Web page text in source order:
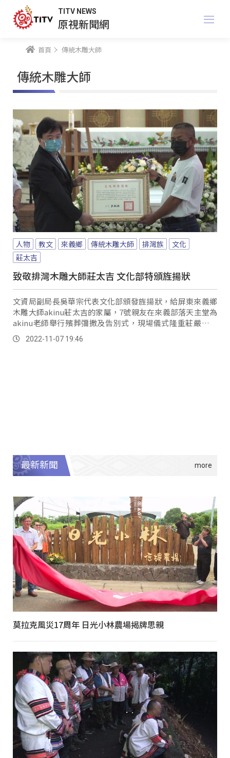
TITV NEWS
原視新聞網
首頁 傳統木雕大師
傳統木雕大師
人物 教文 來義鄉 傳統木雕大師 排灣族
文化
莊太吉
致敬排灣木雕大師莊太吉 文化部特頒旌揚狀
文資局副局長吳華宗代表文化部頒發旌揚狀，給屏東來義鄉
木雕大師akinu莊太吉的家屬，7號親友在來義部落天主堂為
akinu老師舉行殯葬彌撒及告別式，現場儀式隆重莊嚴，對
於他的離世親友與同事都感到不捨。
2022-11-07 19:46
最新新聞
莫拉克風災17周年 日光小林農場揭牌思親